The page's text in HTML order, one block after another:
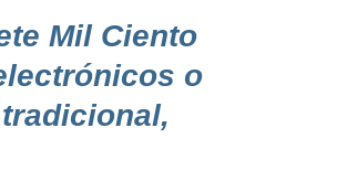
Mil Ciento
o